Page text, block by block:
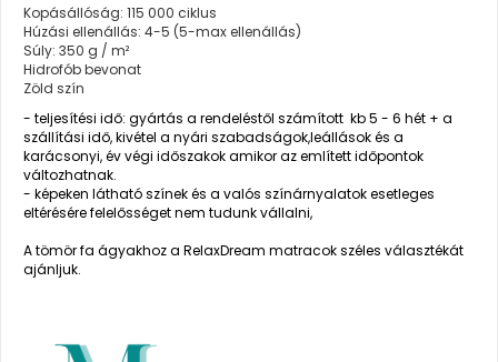
Kopásállóság: 115 000 ciklus
Húzási ellenállás: 4-5 (5-max ellenállás)
Súly: 350 g / m²
Hidrofób bevonat
Zöld szín
- teljesítési idő: gyártás a rendeléstől számított kb 5 - 6 hét + a
szállítási idő, kivétel a nyári szabadságok,leállások és a
karácsonyi, év végi időszakok amikor az említett időpontok
változhatnak.
- képeken látható színek és a valós színárnyalatok esetleges
eltérésére felelősséget nem tudunk vállalni,
A tömör fa ágyakhoz a RelaxDream matracok széles választékát
ajánljuk.